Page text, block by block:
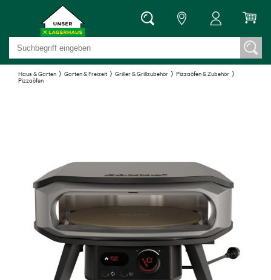
Haus & Garten Garten & Freizeit Griller & Grillzubehör
Pizzaöfen & Zubehör
Pizzaöfen